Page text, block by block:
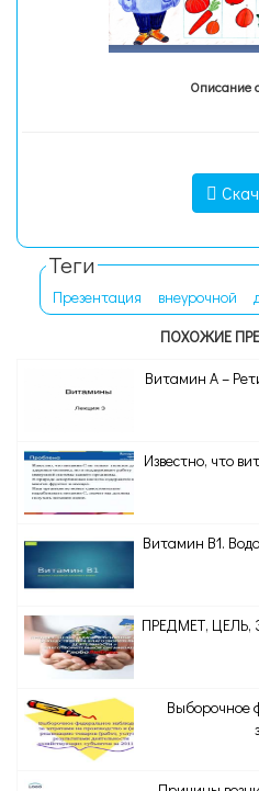
Описание
Теги
Презентация внеурочной
ПОХОЖИЕ
Витамин А –
Известно, что
Витамин B1.
ПРЕДМЕТ,
Выборочное